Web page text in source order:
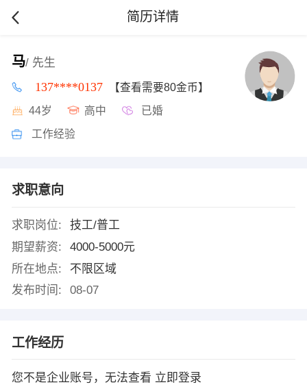
简历详情
马/ 先生
137****0137 【查看需要80金币】
44岁 高中 已婚
工作经验
求职意向
求职岗位:
技工/普工
期望薪资:
4000-5000元
所在地点:
不限区域
发布时间:
08-07
工作经历
您不是企业账号，无法查看 立即登录